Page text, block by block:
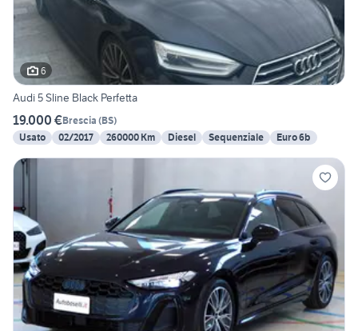
6
Audi 5 Sline Black Perfetta
19.000 €Brescia (BS)
Usato
02/2017 260000 Km Diesel Sequenziale Euro 6b